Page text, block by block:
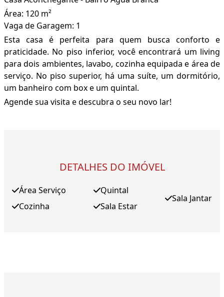
Área: 120 m²
Vaga de Garagem: 1
Esta casa é perfeita para quem busca conforto e
praticidade. No piso inferior, você encontrará um living
para dois ambientes, lavabo, cozinha equipada e área de
serviço. No piso superior, há uma suíte, um dormitório,
um banheiro com box e um quintal.
Agende sua visita e descubra o seu novo lar!
DETALHES DO IMÓVEL
Área Serviço
Cozinha
Quintal
Sala Estar
Sala Jantar